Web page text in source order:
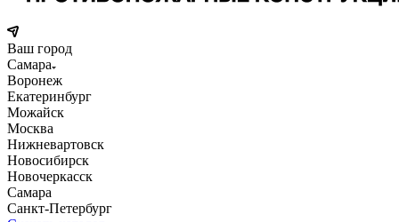
Ваш город
Самара
Воронеж
Екатеринбург
Можайск
Москва
Нижневартовск
Новосибирск
Новочеркасск
Самара
Санкт-Петербург